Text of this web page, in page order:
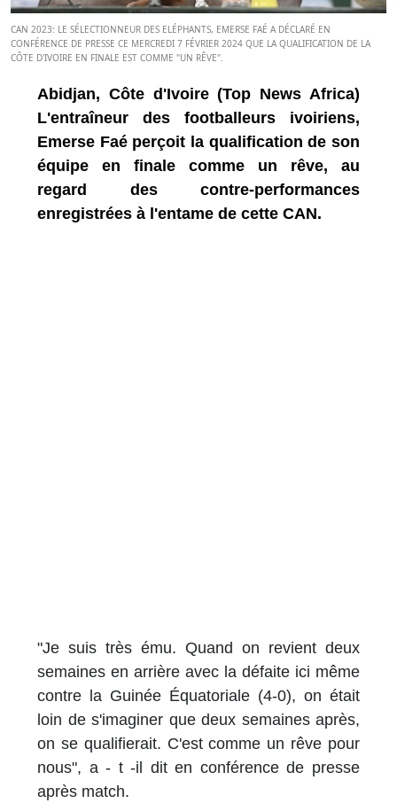
CAN 2023: LE SÉLECTIONNEUR DES ELÉPHANTS, EMERSE FAÉ A DÉCLARÉ EN
CONFÉRENCE DE PRESSE CE MERCREDI 7 FÉVRIER 2024 QUE LA QUALIFICATION DE LA
CÔTE D'IVOIRE EN FINALE EST COMME "UN RÊVE".
Abidjan, Côte d'Ivoire (Top News Africa)
L'entraîneur des footballeurs ivoiriens,
Emerse Faé perçoit la qualification de son
équipe en finale comme un rêve, au
regard des contre-performances
enregistrées à l'entame de cette CAN.
"Je suis très ému. Quand on revient deux
semaines en arrière avec la défaite ici même
contre la Guinée Équatoriale (4-0), on était
loin de s'imaginer que deux semaines après,
on se qualifierait. C'est comme un rêve pour
nous", a - t -il dit en conférence de presse
après match.